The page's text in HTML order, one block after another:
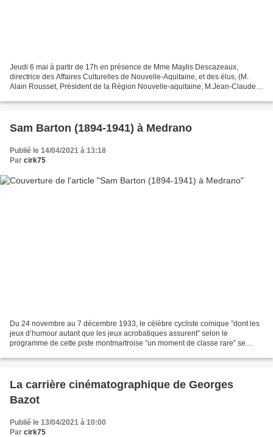
Jeudi 6 mai à partir de 17h en présence de Mme Maylis Descazeaux,
directrice des Affaires Culturelles de Nouvelle-Aquitaine, et des élus, (M.
Alain Rousset, Président de la Région Nouvelle-aquitaine, M.Jean-Claude
Sam Barton (1894-1941) à Medrano
Publié le 14/04/2021 à 13:18
Par cirk75
Du 24 novembre au 7 décembre 1933, le célèbre cycliste comique ”dont les
jeux d’humour autant que les jeux acrobatiques assurent” selon le
programme de cette piste montmartroise ”un moment de classe rare” se
La carrière cinématographique de Georges
Bazot
Publié le 13/04/2021 à 10:00
Par cirk75